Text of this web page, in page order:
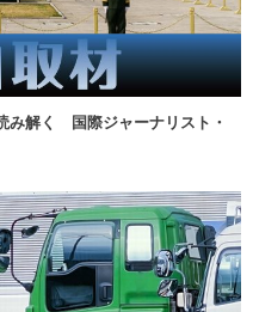
み解く 国際ジャーナリスト・